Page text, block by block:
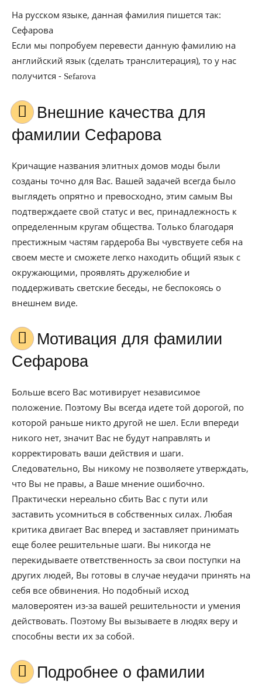
На русском языке, данная фамилия пишется так:
Сефарова
Если мы попробуем перевести данную фамилию на
английский язык (сделать транслитерация), то у нас
получится - Sefarova
Внешние качества для
фамилии Сефарова
Кричащие названия элитных домов моды были
созданы точно для Вас. Вашей задачей всегда было
выглядеть опрятно и превосходно, этим самым Вы
подтверждаете свой статус и вес, принадлежность к
определенным кругам общества. Только благодаря
престижным частям гардероба Вы чувствуете себя на
своем месте и сможете легко находить общий язык с
окружающими, проявлять дружелюбие и
поддерживать светские беседы, не беспокоясь о
внешнем виде.
Мотивация для фамилии
Сефарова
Больше всего Вас мотивирует независимое
положение. Поэтому Вы всегда идете той дорогой, по
которой раньше никто другой не шел. Если впереди
никого нет, значит Вас не будут направлять и
корректировать ваши действия и шаги.
Следовательно, Вы никому не позволяете утверждать,
что Вы не правы, а Ваше мнение ошибочно.
Практически нереально сбить Вас с пути или
заставить усомниться в собственных силах. Любая
критика двигает Вас вперед и заставляет принимать
еще более решительные шаги. Вы никогда не
перекидываете ответственность за свои поступки на
других людей, Вы готовы в случае неудачи принять на
себя все обвинения. Но подобный исход
маловероятен из-за вашей решительности и умения
действовать. Поэтому Вы вызываете в людях веру и
способны вести их за собой.
Подробнее о фамилии